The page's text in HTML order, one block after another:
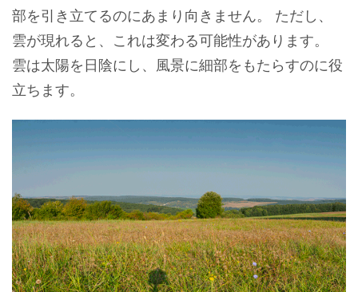
部を引き立てるのにあまり向きません。 ただし、
雲が現れると、これは変わる可能性があります。
雲は太陽を日陰にし、風景に細部をもたらすのに役
立ちます。